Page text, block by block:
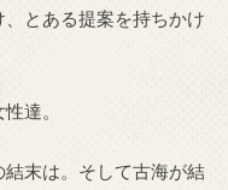
とある提案を持ちかけ
達。
末は。そして古海が結